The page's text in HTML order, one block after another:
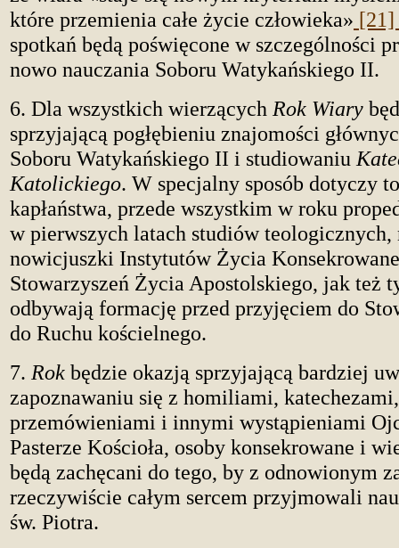
które przemienia całe życie człowieka» [21]
spotkań będą poświęcone w szczególności
nowo nauczania Soboru Watykańskiego II.
6. Dla wszystkich wierzących Rok Wiary
sprzyjającą pogłębieniu znajomości
Soboru Watykańskiego II i studiowaniu
Katolickiego. W specjalny sposób dotyczy
kapłaństwa, przede wszystkim w roku
w pierwszych latach studiów
nowicjuszki Instytutów Życia
Stowarzyszeń Życia Apostolskiego, jak też
odbywają formację przed przyjęciem do
do Ruchu kościelnego.
7. Rok będzie okazją sprzyjającą bardziej
zapoznawaniu się z homiliami, katechezami,
przemówieniami i innymi wystąpieniami
Pasterze Kościoła, osoby konsekrowane i
będą zachęcani do tego, by z odnowionym
rzeczywiście całym sercem przyjmowali
św. Piotra.